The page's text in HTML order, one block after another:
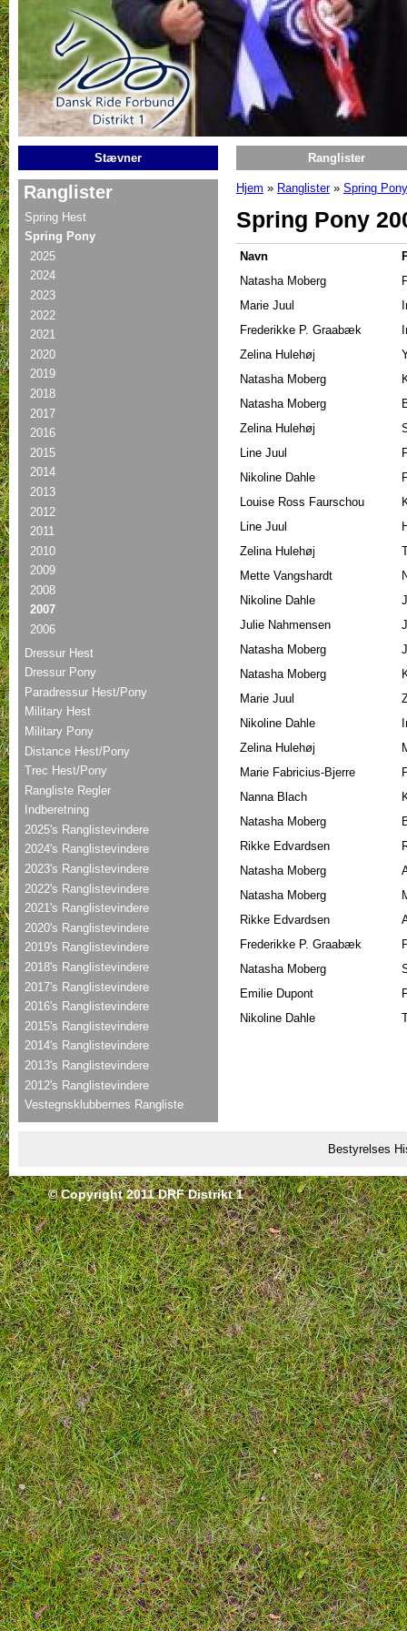
Gå til hovedindhold
Stævner Ranglister
Du er her
Hjem » Ranglister» Spring Pony
Spring Pony
Navn
Natasha Moberg
Marie Juul
Frederikke P. Graabæk
Zelina Hulehøj
Natasha Moberg
Natasha Moberg
Zelina Hulehøj
Line Juul
Nikoline Dahle
Louise Ross Faurschou
Line Juul
Zelina Hulehøj
Mette Vangshardt
Nikoline Dahle
Julie Nahmensen
Natasha Moberg
Natasha Moberg
Marie Juul
Nikoline Dahle
Zelina Hulehøj
Marie Fabricius-Bjerre
Nanna Blach
Natasha Moberg
Rikke Edvardsen
Natasha Moberg
Natasha Moberg
Rikke Edvardsen
Frederikke P. Graabæk
Natasha Moberg
Emilie Dupont
Nikoline Dahle
Ranglister
Spring Hest
Spring Pony
2025
2024
2023
2022
2021
2020
2019
2018
2017
2016
2015
2014
2013
2012
2011
2010
2009
2008
2007
2006
Dressur Hest
Dressur Pony
Paradressur Hest/Pony
Military Hest
Military Pony
Distance Hest/Pony
Trec Hest/Pony
Rangliste Regler
Indberetning
2025's Ranglistevindere
2024's Ranglistevindere
2023's Ranglistevindere
2022's Ranglistevindere
2021's Ranglistevindere
2020's Ranglistevindere
2019's Ranglistevindere
2018's Ranglistevindere
2017's Ranglistevindere
2016's Ranglistevindere
2015's Ranglistevindere
2014's Ranglistevindere
2013's Ranglistevindere
2012's Ranglistevindere
Vestegnsklubbernes Rangliste
Bestyrelses
© Copyright 2011 DRF Distrikt 1